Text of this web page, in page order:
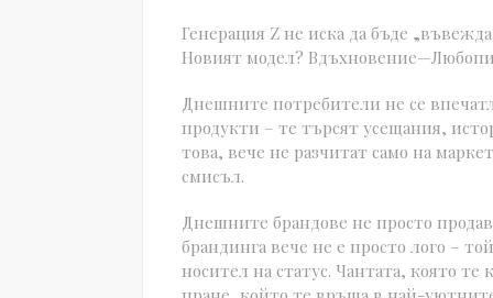
Генерация Z не иска да бъде
Новият модел?
Днешните потребители не се
продукти – те търсят усещания,
това, вече не разчитат само на
смисъл.
Днешните брандове не просто
брандинга вече не е просто лого –
носител на статус. Чантата, която те